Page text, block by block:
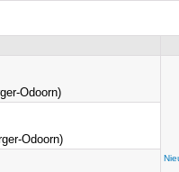
Odoorn)
Odoorn)